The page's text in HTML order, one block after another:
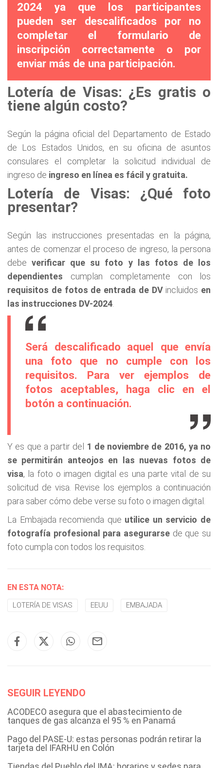
2024 ya que los participantes
pueden ser descalificados por no
completar el formulario de
inscripción correctamente o por
enviar más de una participación.
Lotería de Visas: ¿Es gratis o
tiene algún costo?
Según la página oficial del Departamento de Estado
de Los Estados Unidos, en su oficina de asuntos
consulares el completar la solicitud individual de
ingreso de ingreso en línea es fácil y gratuita.
Lotería de Visas: ¿Qué foto
presentar?
Según las instrucciones presentadas en la página,
antes de comenzar el proceso de ingreso, la persona
debeverificar que su foto y las fotos de los
dependientes cumplan completamente con los
requisitos de fotos de entrada de DVincluidos en
las instrucciones DV-2024
Será descalificado aquel que envía
una foto que no cumple con los
requisitos. Para ver ejemplos de
fotos aceptables, haga clic en el
botón a continuación.
Y es que a partir del 1 de noviembre de 2016, ya no
se permitirán anteojos en las nuevas fotos de
visa, la foto o imagen digital es una parte vital de su
solicitud de visa. Revise los ejemplos a continuación
para saber cómo debe verse su foto o imagen digital.
La Embajada recomienda que utilice un servicio de
fotografía profesional para asegurarse de que su
foto cumpla con todos los requisitos.
EN ESTA NOTA:
LOTERÍA DE VISAS EEUU EMBAJADA
SEGUIR LEYENDO
ACODECO asegura que el abastecimiento de
tanques de gas alcanza el 95 % en Panamá
Pago del PASE-U: estas personas podrán retirar la
tarjeta del IFARHU en Colón